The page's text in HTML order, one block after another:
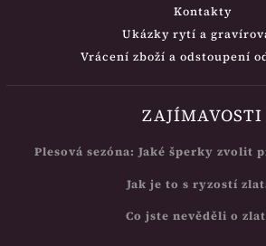
Kontakty
Ukázky rytí a
Vrácení zboží a odstoupení
ZAJÍMAVOSTI
Plesová sezóna: Jaké šperky zvolit
Jak je to s ryzostí
Co jste nevěděli o